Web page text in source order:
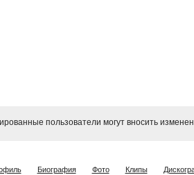
пользователи могут вносить
Биография Фото Клипы